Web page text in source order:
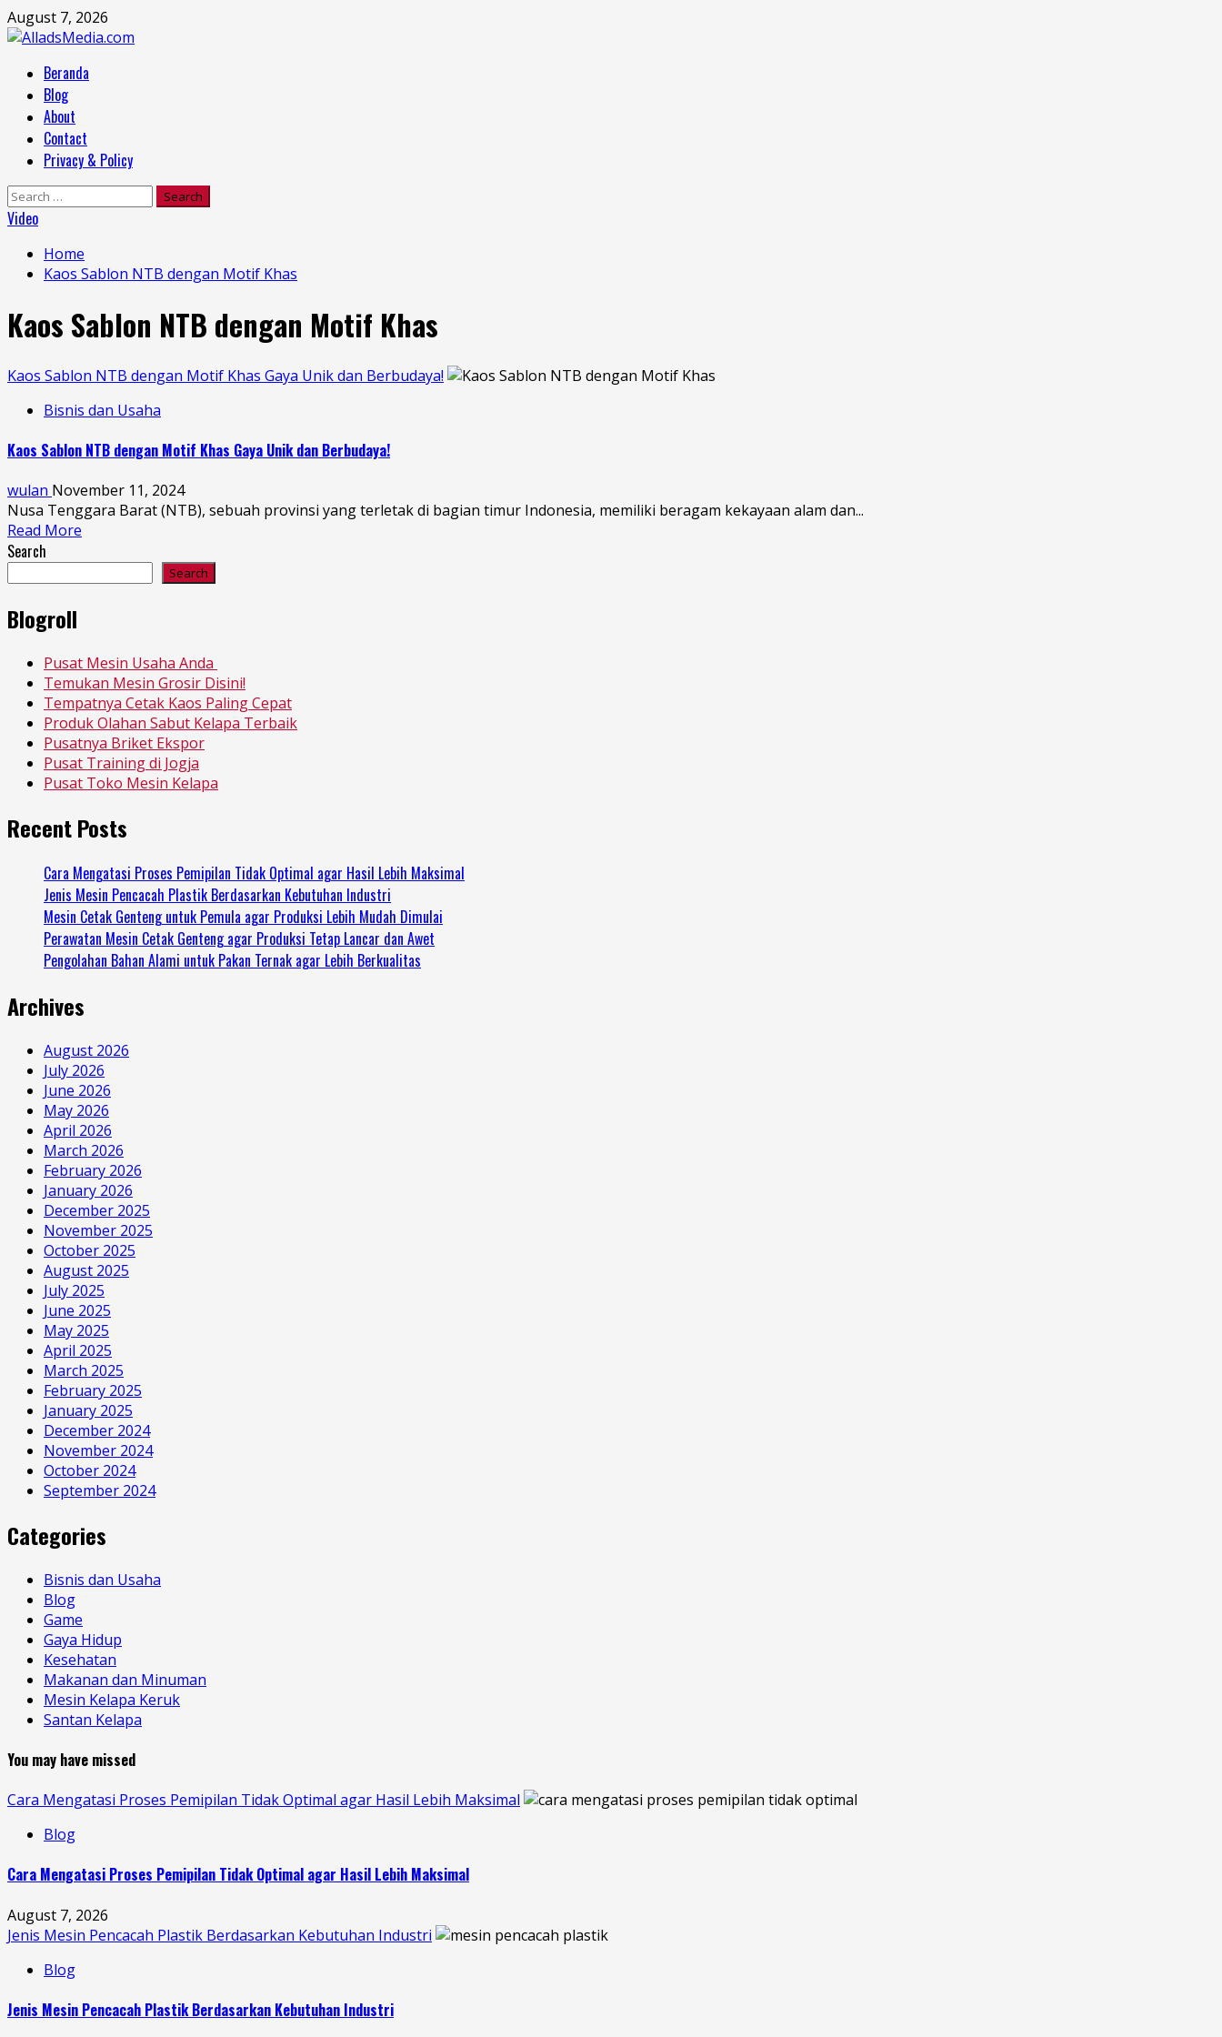
Skip
to
August 7, 2026
MenuBeranda
Blog
About
Contact
Privacy & Policy
Search
for:
Video
Home
Kaos Sablon NTB dengan Motif Khas
Kaos Sablon NTB dengan Motif Khas
Kaos Sablon NTB dengan Motif Khas Gaya Unik dan Berbudaya!
Bisnis dan Usaha
Kaos Sablon NTB dengan Motif Khas Gaya Unik dan Berbudaya!
wulan November 11, 2024
Nusa Tenggara Barat (NTB), sebuah provinsi yang terletak di bagian timur Indonesia, memiliki beragam kekayaan alam dan...
Read More
Search
Search
Blogroll
Pusat Mesin Usaha Anda
Temukan Mesin Grosir Disini!
Tempatnya Cetak Kaos Paling Cepat
Produk Olahan Sabut Kelapa Terbaik
Pusatnya Briket Ekspor
Pusat Training di Jogja
Pusat Toko Mesin Kelapa
Recent Posts
Cara Mengatasi Proses Pemipilan Tidak Optimal agar Hasil Lebih Maksimal
Jenis Mesin Pencacah Plastik Berdasarkan Kebutuhan Industri
Mesin Cetak Genteng untuk Pemula agar Produksi Lebih Mudah Dimulai
Perawatan Mesin Cetak Genteng agar Produksi Tetap Lancar dan Awet
Pengolahan Bahan Alami untuk Pakan Ternak agar Lebih Berkualitas
Archives
August 2026
July 2026
June 2026
May 2026
April 2026
March 2026
February 2026
January 2026
December 2025
November 2025
October 2025
August 2025
July 2025
June 2025
May 2025
April 2025
March 2025
February 2025
January 2025
December 2024
November 2024
October 2024
September 2024
Categories
Bisnis dan Usaha
Blog
Game
Gaya Hidup
Kesehatan
Makanan dan Minuman
Mesin Kelapa Keruk
Santan Kelapa
You may have missed
Cara Mengatasi Proses Pemipilan Tidak Optimal agar Hasil Lebih Maksimal
Blog
Cara Mengatasi Proses Pemipilan Tidak Optimal agar Hasil Lebih Maksimal
August 7, 2026
Jenis Mesin Pencacah Plastik Berdasarkan Kebutuhan Industri
Blog
Jenis Mesin Pencacah Plastik Berdasarkan Kebutuhan Industri